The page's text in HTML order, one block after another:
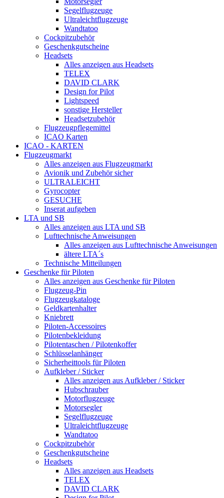
Segelflugzeuge
Ultraleichtflugzeuge
Wandtatoo
Cockpitzubehör
Geschenkgutscheine
Headsets
Alles anzeigen aus Headsets
TELEX
DAVID CLARK
Design for Pilot
Lightspeed
sonstige Hersteller
Headsetzubehör
Flugzeugpflegemittel
ICAO Karten
ICAO - KARTEN
Flugzeugmarkt
Alles anzeigen aus Flugzeugmarkt
Avionik und Zubehör sicher
ULTRALEICHT
Gyrocopter
GESUCHE
Inserat aufgeben
LTA und SB
Alles anzeigen aus LTA und SB
Lufttechnische Anweisungen
Alles anzeigen aus Lufttechnische Anweisungen
ältere LTA´s
Technische Mitteilungen
Geschenke für Piloten
Alles anzeigen aus Geschenke für Piloten
Flugzeug-Pin
Flugzeugkataloge
Geldkartenhalter
Kniebrett
Piloten-Accessoires
Pilotenbekleidung
Pilotentaschen / Pilotenkoffer
Schlüsselanhänger
Sicherheittools für Piloten
Aufkleber / Sticker
Alles anzeigen aus Aufkleber / Sticker
Hubschrauber
Motorflugzeuge
Motorsegler
Segelflugzeuge
Ultraleichtflugzeuge
Wandtatoo
Cockpitzubehör
Geschenkgutscheine
Headsets
Alles anzeigen aus Headsets
TELEX
DAVID CLARK